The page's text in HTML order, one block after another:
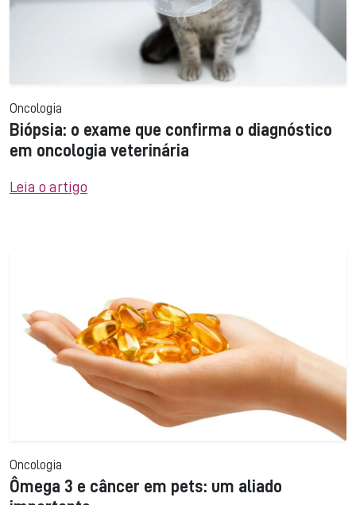
Oncologia
Biópsia: o exame que confirma o diagnóstico
em oncologia veterinária
Leia o artigo
Oncologia
Ômega 3 e câncer em pets: um aliado